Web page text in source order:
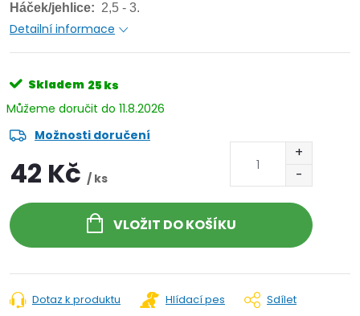
Háček/jehlice: 2,5 - 3.
Detailní informace
Skladem 25 ks
11.8.2026
Možnosti doručení
42 Kč / ks
VLOŽIT DO KOŠÍKU
Dotaz k produktu Hlídací pes Sdílet